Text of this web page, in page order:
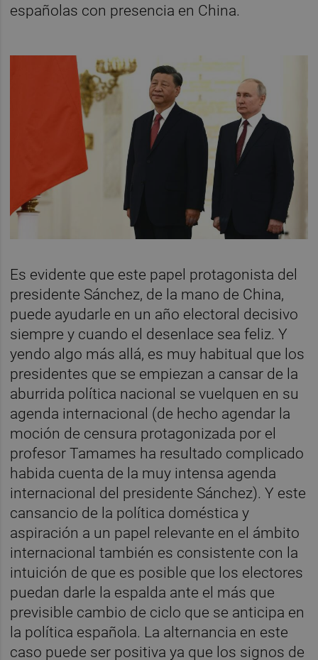
españolas con presencia en China.
Es evidente que este papel protagonista del
presidente Sánchez, de la mano de China,
puede ayudarle en un año electoral decisivo
siempre y cuando el desenlace sea feliz. Y
yendo algo más allá, es muy habitual que los
presidentes que se empiezan a cansar de la
aburrida política nacional se vuelquen en su
agenda internacional (de hecho agendar la
moción de censura protagonizada por el
profesor Tamames ha resultado complicado
habida cuenta de la muy intensa agenda
internacional del presidente Sánchez). Y este
cansancio de la política doméstica y
aspiración a un papel relevante en el ámbito
internacional también es consistente con la
intuición de que es posible que los electores
puedan darle la espalda ante el más que
previsible cambio de ciclo que se anticipa en
la política española. La alternancia en este
caso puede ser positiva ya que los signos de